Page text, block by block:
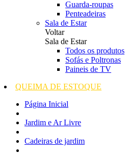
Guarda-roupas
Penteadeiras
Sala de Estar
Voltar
Sala de Estar
Todos os produtos
Sofás e Poltronas
Paineis de TV
QUEIMA DE ESTOQUE
Página Inicial
Jardim e Ar Livre
Cadeiras de jardim